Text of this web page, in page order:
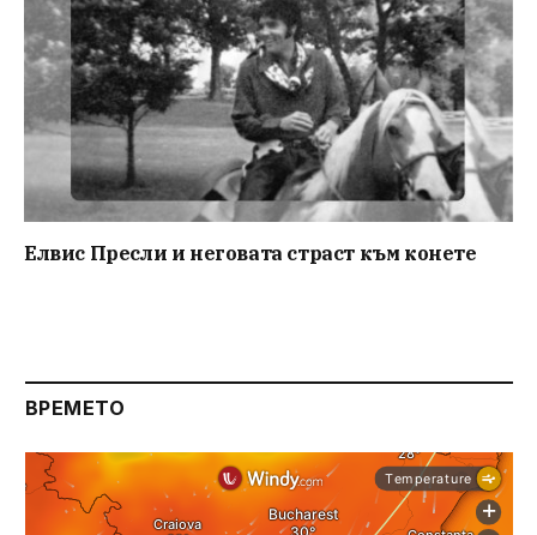
Елвис Пресли и неговата страст към конете
ВРЕМЕТО